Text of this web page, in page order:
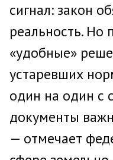
сигнал: закон
реальность. Но
«удобные»
устаревших
один на один с
документы
— отмечает